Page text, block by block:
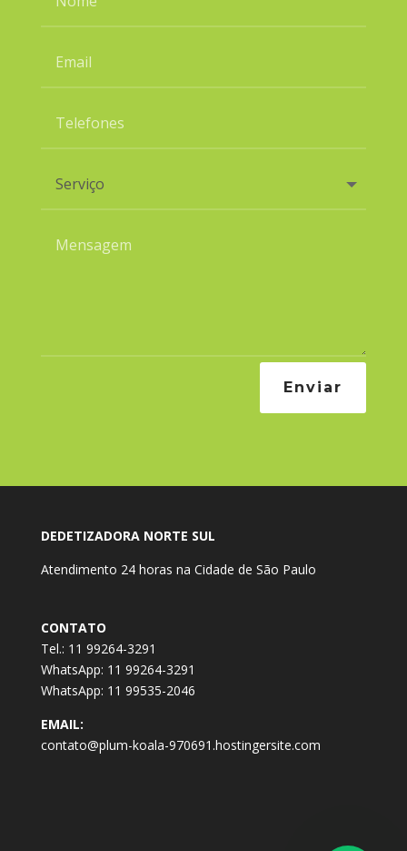
Enviar
DEDETIZADORA NORTE SUL
Atendimento 24 horas na Cidade de São Paulo
CONTATO
Tel.: 11 99264-3291
WhatsApp: 11 99264-3291
WhatsApp: 11 99535-2046
EMAIL:
contato@plum-koala-970691.hostingersite.com